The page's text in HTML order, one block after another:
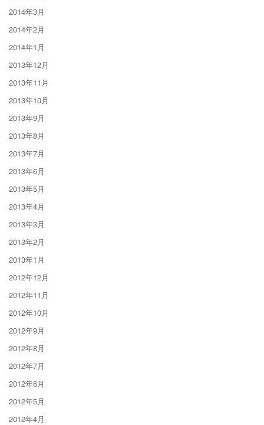
2014年3月
2014年2月
2014年1月
2013年12月
2013年11月
2013年10月
2013年9月
2013年8月
2013年7月
2013年6月
2013年5月
2013年4月
2013年3月
2013年2月
2013年1月
2012年12月
2012年11月
2012年10月
2012年9月
2012年8月
2012年7月
2012年6月
2012年5月
2012年4月